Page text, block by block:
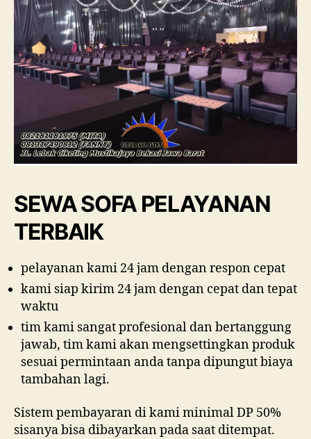
SEWA SOFA PELAYANAN
TERBAIK
pelayanan kami 24 jam dengan respon cepat
kami siap kirim 24 jam dengan cepat dan tepat
waktu
tim kami sangat profesional dan bertanggung
jawab, tim kami akan mengsettingkan produk
sesuai permintaan anda tanpa dipungut biaya
tambahan lagi.
Sistem pembayaran di kami minimal DP 50%
sisanya bisa dibayarkan pada saat ditempat.